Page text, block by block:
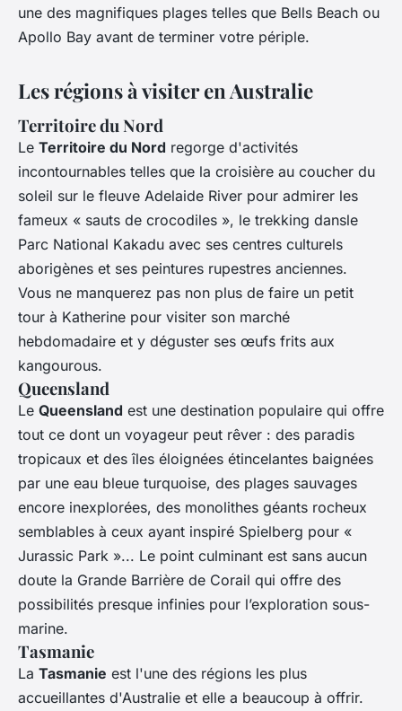
une des magnifiques plages telles que Bells Beach ou
Apollo Bay avant de terminer votre périple.
Les régions à visiter en Australie
Territoire du Nord
Le Territoire du Nord regorge d'activités
incontournables telles que la croisière au coucher du
soleil sur le fleuve Adelaide River pour admirer les
fameux « sauts de crocodiles », le trekking dansle
Parc National Kakadu avec ses centres culturels
aborigènes et ses peintures rupestres anciennes.
Vous ne manquerez pas non plus de faire un petit
tour à Katherine pour visiter son marché
hebdomadaire et y déguster ses œufs frits aux
kangourous.
Queensland
Le Queensland est une destination populaire qui offre
tout ce dont un voyageur peut rêver : des paradis
tropicaux et des îles éloignées étincelantes baignées
par une eau bleue turquoise, des plages sauvages
encore inexplorées, des monolithes géants rocheux
semblables à ceux ayant inspiré Spielberg pour «
Jurassic Park »... Le point culminant est sans aucun
doute la Grande Barrière de Corail qui offre des
possibilités presque infinies pour l’exploration sous-
marine.
Tasmanie
La Tasmanie est l'une des régions les plus
accueillantes d'Australie et elle a beaucoup à offrir.